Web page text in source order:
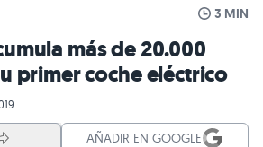
3 MIN
más de 20.000
primer coche eléctrico
AÑADIR EN GOOGLE